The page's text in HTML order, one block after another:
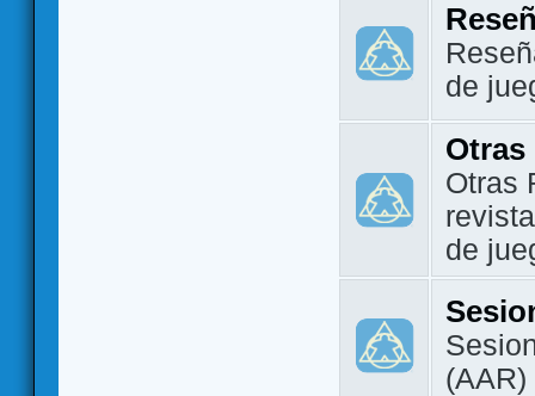
de
Otras
Otras
de
(AAR)